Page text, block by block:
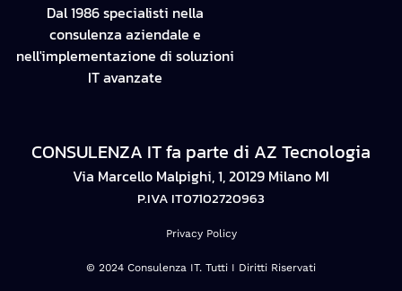
Dal 1986 specialisti nella
consulenza aziendale e
nell'implementazione di soluzioni
IT avanzate
CONSULENZA IT fa parte di AZ Tecnologia
Via Marcello Malpighi, 1, 20129 Milano MI
P.IVA IT07102720963
Privacy Policy
© 2024 Consulenza IT. Tutti I Diritti Riservati